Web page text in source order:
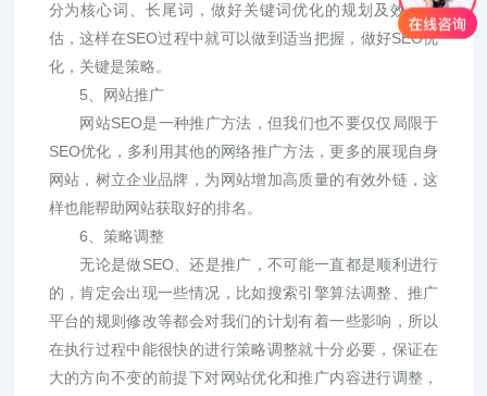
分为核心词、长尾词，做好关键词优化的规划及效果预
估，这样在SEO过程中就可以做到适当把握，做好SEO优
化，关键是策略。
5、网站推广
网站SEO是一种推广方法，但我们也不要仅仅局限于
SEO优化，多利用其他的网络推广方法，更多的展现自身
网站，树立企业品牌，为网站增加高质量的有效外链，这
样也能帮助网站获取好的排名。
6、策略调整
无论是做SEO、还是推广，不可能一直都是顺利进行
的，肯定会出现一些情况，比如搜索引擎算法调整、推广
平台的规则修改等都会对我们的计划有着一些影响，所以
在执行过程中能很快的进行策略调整就十分必要，保证在
大的方向不变的前提下对网站优化和推广内容进行调整，